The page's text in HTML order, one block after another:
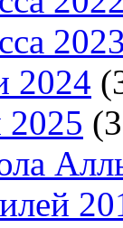
2023
2024
2025